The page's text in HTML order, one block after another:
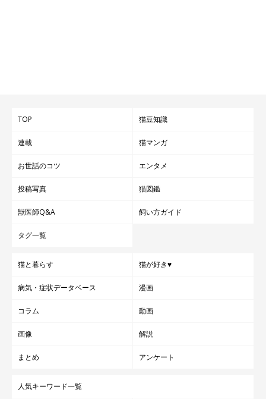
TOP 猫豆知識
連載 猫マンガ
お世話のコツ エンタメ
投稿写真 猫図鑑
獣医師Q&A 飼い方ガイド
タグ一覧
猫と暮らす 猫が好き♥
病気・症状データベース 漫画
コラム 動画
画像 解説
まとめ アンケート
人気キーワード一覧